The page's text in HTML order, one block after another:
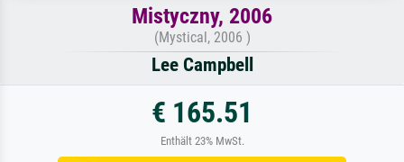
Mistyczny, 2006
(Mystical, 2006 )
Lee Campbell
€ 165.51
Enthält 23% MwSt.